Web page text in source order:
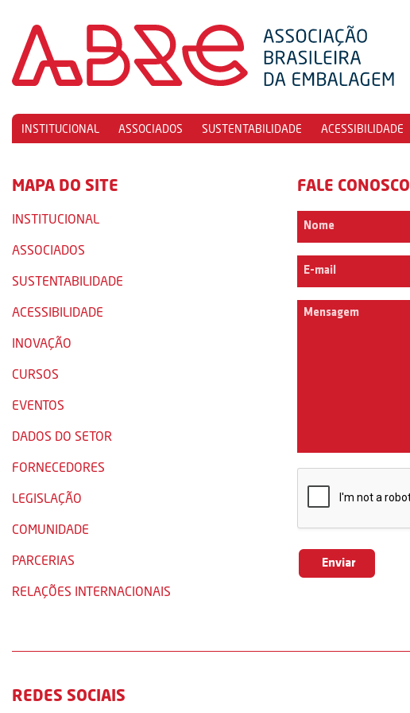
INSTITUCIONAL ASSOCIADOS SUSTENTABILIDADE ACESSIBILIDADE
MAPA DO SITE
INSTITUCIONAL
ASSOCIADOS
SUSTENTABILIDADE
ACESSIBILIDADE
INOVAÇÃO
CURSOS
EVENTOS
DADOS DO SETOR
FORNECEDORES
LEGISLAÇÃO
COMUNIDADE
PARCERIAS
RELAÇÕES INTERNACIONAIS
FALE CONOSCO
REDES SOCIAIS